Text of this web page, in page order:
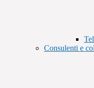
Consulenti e